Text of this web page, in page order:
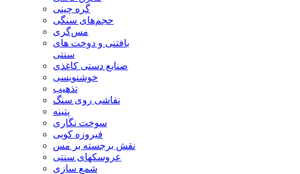
گره چینی
حجم‌های سنگی
مس‌گری
بافتنی‌ و دوخت های
سنتی
صنایع دستی کاغذی
خوشنویسی
تذهیب
نقاشی روی سنگ
پتینه
سوخت نگاری
فیروزه کوبی
نقش برجسته بر مس
عروسکهای سنتی
شمع سازی